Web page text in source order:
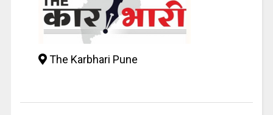
The Karbhari Pune